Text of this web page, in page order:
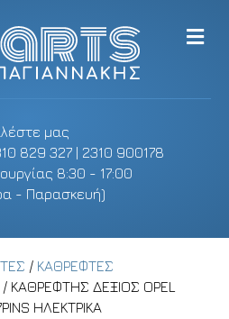
μας
829 327 | 2310 900178
8:30 - 17:00
- Παρασκευή)
M
e
/ ΚΑΘΡΕΦΤΕΣ
/ ΚΑΘΡΕΦΤΗΣ ΔΕΞΙΟΣ OPEL
ΗΛΕΚΤΡΙΚΑ